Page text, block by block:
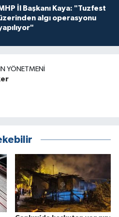
İl Başkanı Kaya: "Tuzfest
algı operasyonu
YÖNETMENI